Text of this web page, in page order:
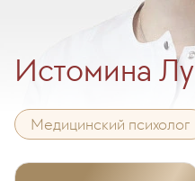
Истомина
Медицинский психолог